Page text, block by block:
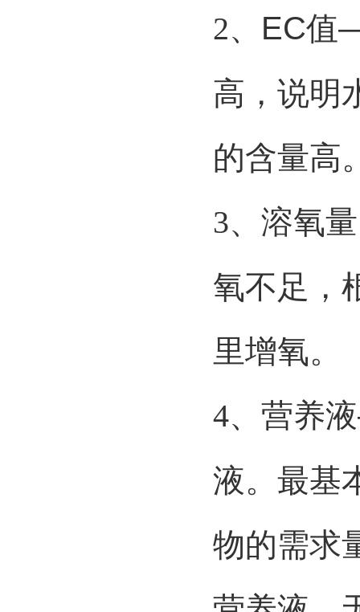
2、 EC值
高，说明
的含量高
3、溶氧
氧不足，
里增氧。
4、营养
液。最基
物的需求